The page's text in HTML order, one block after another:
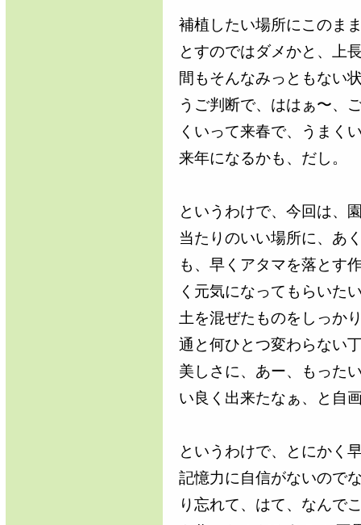
補植したい場所にこのま
とすのではダメかと、上
間もそんなみっともない
うご判断で、ははぁ〜、
くいって来春で、うまく
来年になるかも、だし。
というわけで、今回は、
当たりのいい場所に、あ
も、早くアタマを落とす
く元気になってもらいた
土を混ぜたものをしっか
通と何ひとつ変わらない
美しさに、あー、もった
い良く出来たなぁ、と自
というわけで、とにかく
記憶力に自信がないので
り忘れて、はて、なんで